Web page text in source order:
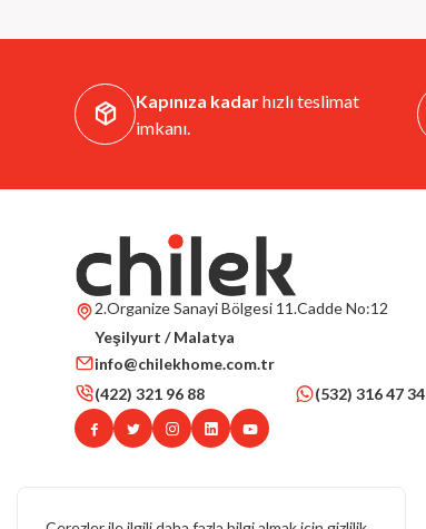
Kapınıza kadarhızlı teslimat
imkanı.
2.Organize Sanayi Bölgesi 11.Cadde No:12
Yeşilyurt / Malatya
info@chilekhome.com.tr
(422) 321 96 88
(532) 316 47 34